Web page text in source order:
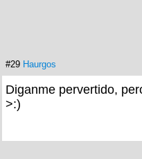
#29 Haurgos
Diganme pervertido,
>:)